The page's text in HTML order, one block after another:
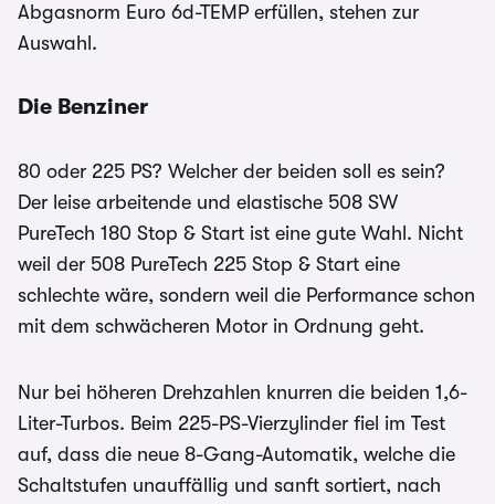
Abgasnorm Euro 6d-TEMP erfüllen, stehen zur
Auswahl.
Die Benziner
80 oder 225 PS? Welcher der beiden soll es sein?
Der leise arbeitende und elastische 508 SW
PureTech 180 Stop & Start ist eine gute Wahl. Nicht
weil der 508 PureTech 225 Stop & Start eine
schlechte wäre, sondern weil die Performance schon
mit dem schwächeren Motor in Ordnung geht.
Nur bei höheren Drehzahlen knurren die beiden 1,6-
Liter-Turbos. Beim 225-PS-Vierzylinder fiel im Test
auf, dass die neue 8-Gang-Automatik, welche die
Schaltstufen unauffällig und sanft sortiert, nach